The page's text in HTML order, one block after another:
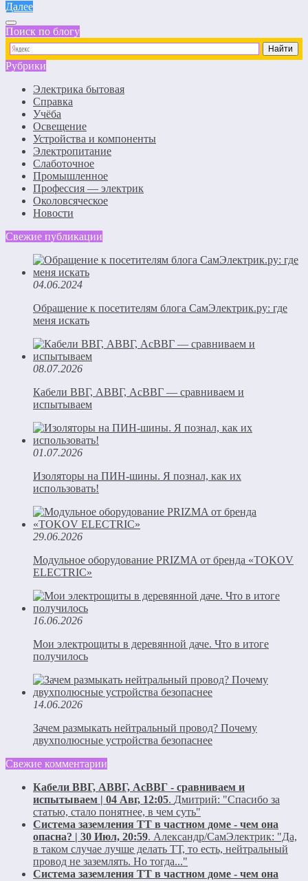
Далее
Поиск по блогу
Рубрики
Электрика бытовая
Справка
Учёба
Освещение
Устройства и компоненты
Электропитание
Слаботочное
Промышленное
Профессия — электрик
Околовсяческое
Новости
Свежие публикации
04.06.2024
Обращение к посетителям блога СамЭлектрик.ру: где
меня искать
08.07.2026
Кабели ВВГ, АВВГ, АсВВГ — сравниваем и
испытываем
01.07.2026
Изоляторы на ПИН-шины. Я познал, как их
использовать!
29.06.2026
Модульное оборудование PRIZMA от бренда «TOKOV
ELECTRIC»
16.06.2026
Мои электрощиты в деревянной даче. Что в итоге
получилось
14.06.2026
Зачем размыкать нейтральный провод? Почему
двухполюсные устройства безопаснее
Свежие комментарии
Кабели ВВГ, АВВГ, АсВВГ - сравниваем и
испытываем | 04 Авг, 12:05. Дмитрий: "Спасибо за
статью, стало понятнее, в чем суть"
Система заземления ТТ в частном доме - чем она
опасна? | 30 Июл, 20:59. Александр/СамЭлектрик: "Да,
в таком случае лучше делать ТТ, то есть, нейтральный
провод не заземлять. Но тогда..."
Система заземления ТТ в частном доме - чем она